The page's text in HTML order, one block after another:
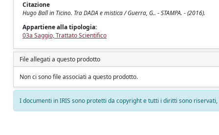
Citazione
Hugo Ball in Ticino. Tra DADA e mistica / Guerra, G.. - STAMPA. - (2016).
Appartiene alla tipologia:
03a Saggio, Trattato Scientifico
File allegati a questo prodotto
Non ci sono file associati a questo prodotto.
I documenti in IRIS sono protetti da copyright e tutti i diritti sono